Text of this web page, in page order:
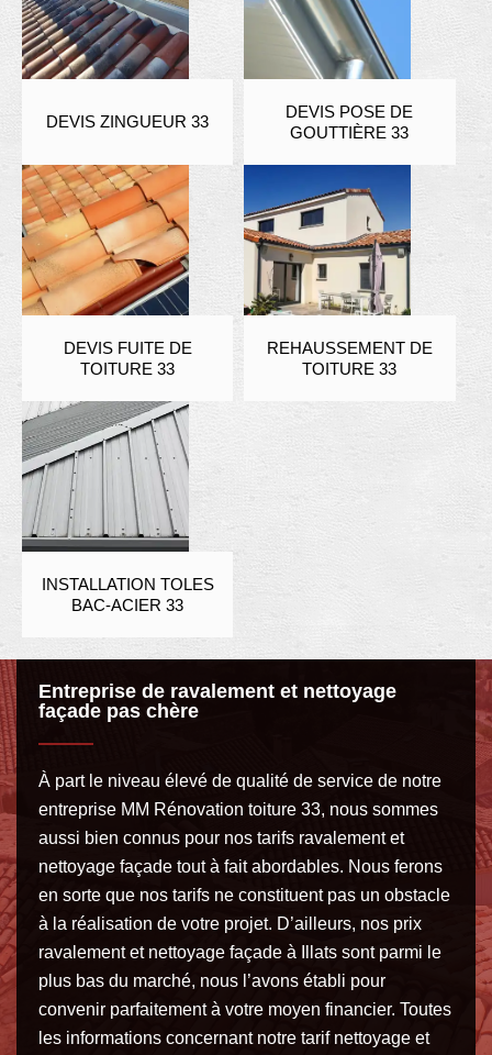
DEVIS ZINGUEUR 33
DEVIS POSE DE
GOUTTIÈRE 33
DEVIS FUITE DE
TOITURE 33
REHAUSSEMENT DE
TOITURE 33
INSTALLATION TOLES
BAC-ACIER 33
Entreprise de ravalement et nettoyage
façade pas chère
À part le niveau élevé de qualité de service de notre
entreprise MM Rénovation toiture 33, nous sommes
aussi bien connus pour nos tarifs ravalement et
nettoyage façade tout à fait abordables. Nous ferons
en sorte que nos tarifs ne constituent pas un obstacle
à la réalisation de votre projet. D’ailleurs, nos prix
ravalement et nettoyage façade à Illats sont parmi le
plus bas du marché, nous l’avons établi pour
convenir parfaitement à votre moyen financier. Toutes
les informations concernant notre tarif nettoyage et